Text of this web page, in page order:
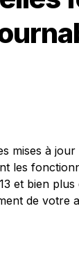
mises à
les
et bien
de votre